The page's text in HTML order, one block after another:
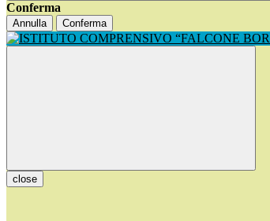
Conferma
Annulla Conferma
close